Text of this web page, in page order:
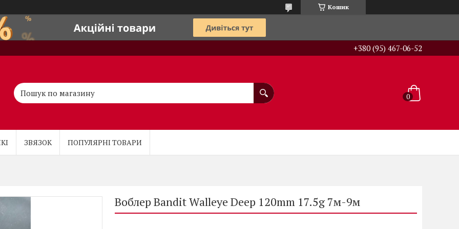
Кошик
+380 (95) 467-06-52
ЗВЯЗОК ПОПУЛЯРНІ ТОВАРИ
Воблер Bandit Walleye Deep 120mm 17.5g 7м-9м